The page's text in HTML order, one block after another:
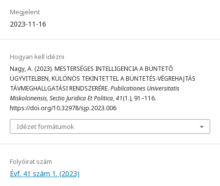
Megjelent
2023-11-16
Hogyan kell idézni
Nagy, A. (2023). MESTERSÉGES INTELLIGENCIA A BÜNTETŐ
ÜGYVITELBEN, KÜLÖNÖS TEKINTETTEL A BÜNTETÉS-VÉGREHAJTÁS
TÁVMEGHALLGATÁSI RENDSZERÉRE. Publicationes Universitatis
Miskolcinensis, Sectio Juridica Et Politica,41(1.), 91–116.
https://doi.org/10.32978/sjp.2023.006
Idézet formátumok
Folyóirat szám
Évf. 41 szám 1. (2023)